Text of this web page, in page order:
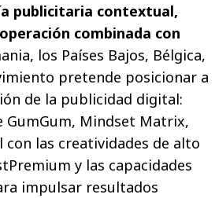
publicitaria contextual,
combinada con
los Países Bajos, Bélgica,
pretende posicionar a
de la publicidad digital:
GumGum, Mindset Matrix,
las creatividades de alto
y las capacidades
impulsar resultados